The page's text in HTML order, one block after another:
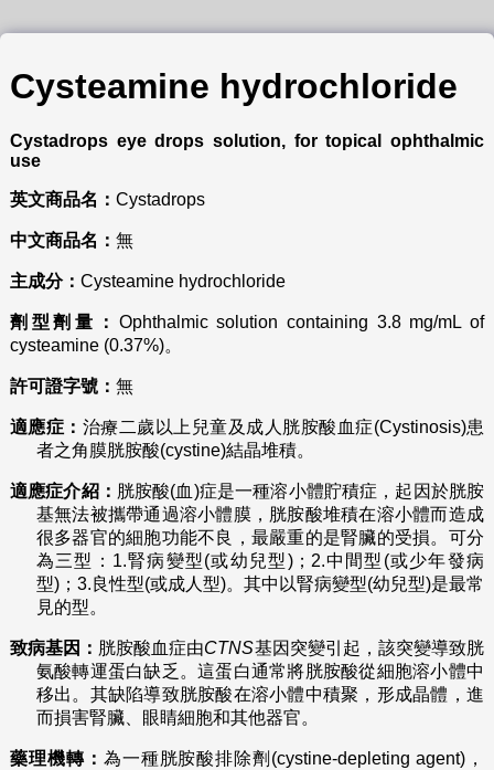
Cysteamine hydrochloride
Cystadrops eye drops solution, for topical ophthalmic
use
英文商品名： Cystadrops
中文商品名： 無
主成分： Cysteamine hydrochloride
劑型劑量： Ophthalmic solution containing 3.8 mg/mL of
cysteamine (0.37%)。
許可證字號： 無
適應症： 治療二歲以上兒童及成人胱胺酸血症(Cystinosis)患
者之角膜胱胺酸(cystine)結晶堆積。
適應症介紹： 胱胺酸(血)症是一種溶小體貯積症，起因於胱胺
基無法被攜帶通過溶小體膜，胱胺酸堆積在溶小體而造成
很多器官的細胞功能不良，最嚴重的是腎臟的受損。可分
為三型：1.腎病變型(或幼兒型)；2.中間型(或少年發病
型)；3.良性型(或成人型)。其中以腎病變型(幼兒型)是最常
見的型。
致病基因： 胱胺酸血症由CTNS基因突變引起，該突變導致胱
氨酸轉運蛋白缺乏。這蛋白通常將胱胺酸從細胞溶小體中
移出。其缺陷導致胱胺酸在溶小體中積聚，形成晶體，進
而損害腎臟、眼睛細胞和其他器官。
藥理機轉： 為一種胱胺酸排除劑(cystine-depleting agent)，